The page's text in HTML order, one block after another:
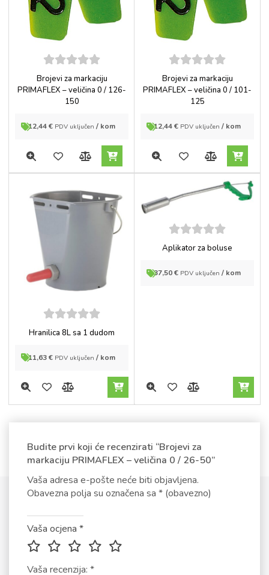
5out of
5
Brojevi za markaciju
PRIMAFLEX – veličina 0 / 126-
150
12,44€ PDV uključen / kom
5out of
5
Brojevi za markaciju
PRIMAFLEX – veličina 0 / 101-
125
12,44€ PDV uključen / kom
5out of
5
Hranilica 8L sa 1 dudom
11,63€ PDV uključen / kom
5out of
5
Aplikator za boluse
37,50€ PDV uključen / kom
Budite prvi koji će recenzirati “Brojevi za
markaciju PRIMAFLEX – veličina 0 / 26-50”
Vaša adresa e-pošte neće biti objavljena.
Obavezna polja su označena sa * (obavezno)
Vaša ocjena *
Vaša recenzija: *